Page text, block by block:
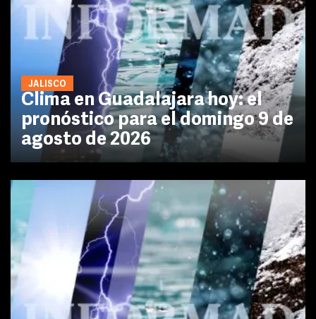
JALISCO
Clima en Guadalajara hoy: el
pronóstico para el domingo 9 de
agosto de 2026